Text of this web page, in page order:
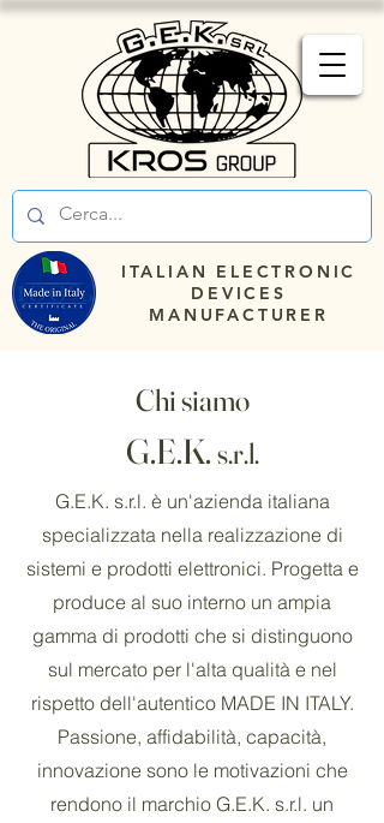
ITALIAN ELECTRONIC
DEVICES
MANUFACTURER
Chi siamo
G.E.K. s.r.l.
G.E.K. s.r.l. è un'azienda italiana
specializzata nella realizzazione di
sistemi e prodotti elettronici. Progetta e
produce al suo interno un ampia
gamma di prodotti che si distinguono
sul mercato per l'alta qualità e nel
rispetto dell'autentico MADE IN ITALY.
Passione, affidabilità, capacità,
innovazione sono le motivazioni che
rendono il marchio G.E.K. s.r.l. un